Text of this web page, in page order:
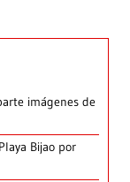
imágenes de
Bijao por